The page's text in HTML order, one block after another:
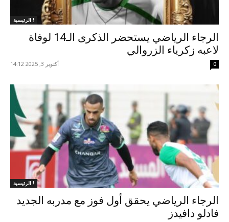
الرئيسية !
الرجاء الرياضي يستحضر الذكرى الـ14 لوفاة
لاعبه زكرياء الزروالي
أكتوبر 3, 2025 14:12 0
الرئيسية !
الرجاء الرياضي يحقق أول فوز مع مدربه الجديد
فادلو دافيدز